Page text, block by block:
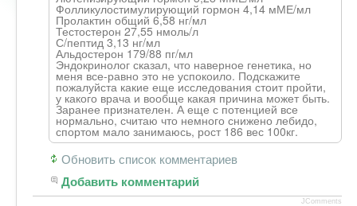
Фолликулостимулирующий гормон 4,14 мМЕ/мл
Пролактин общий 6,58 нг/мл
Тестостерон 27,55 нмоль/л
С/пептид 3,13 нг/мл
Альдостерон 179/88 пг/мл
Эндокринолог сказал, что наверное генетика, но
меня все-равно это не успокоило. Подскажите
пожалуйста какие еще исследования стоит пройти,
у какого врача и вообще какая причина может быть.
Заранее признателен. А еще с потенцией все
нормально, считаю что немного снижено лебидо,
спортом мало занимаюсь, рост 186 вес 100кг.
Обновить список комментариев
Добавить комментарий
JComments